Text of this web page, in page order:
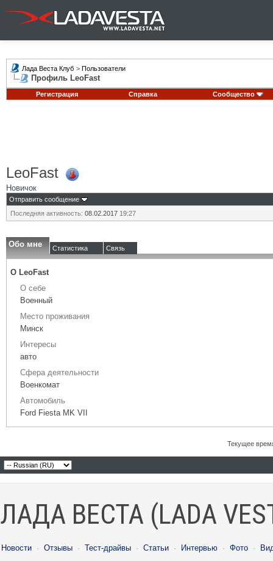
Лада Веста Клуб > Пользователи
Профиль LeoFast
Регистрация Справка Сообщество
LeoFast
Новичок
Отправить сообщение
Последняя активность: 08.02.2017 19:27
Обо мне Статистика Связь
О LeoFast
О себе
Военный
Место проживания
Минск
Интересы
авто
Сфера деятельности
Военкомат
Автомобиль
Ford Fiesta MK VII
Текущее
ЛАДА ВЕСТА (LADA
Новости · Отзывы · Тест-драйвы · Статьи · Интервью · Фото ·